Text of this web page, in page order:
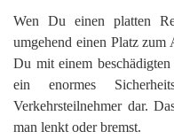
Wen Du einen platten
umgehend einen Platz
Du mit einem
ein enormes
Verkehrsteilnehmer dar.
man lenkt oder bremst.